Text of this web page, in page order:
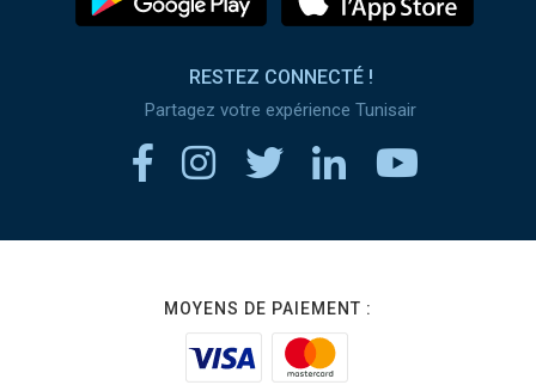
RESTEZ CONNECTÉ !
Partagez votre expérience Tunisair
MOYENS DE PAIEMENT :